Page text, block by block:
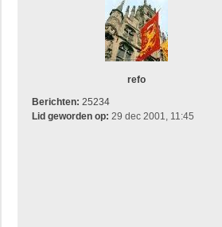
refo
Berichten: 25234
Lid geworden op: 29 dec 2001, 11:45